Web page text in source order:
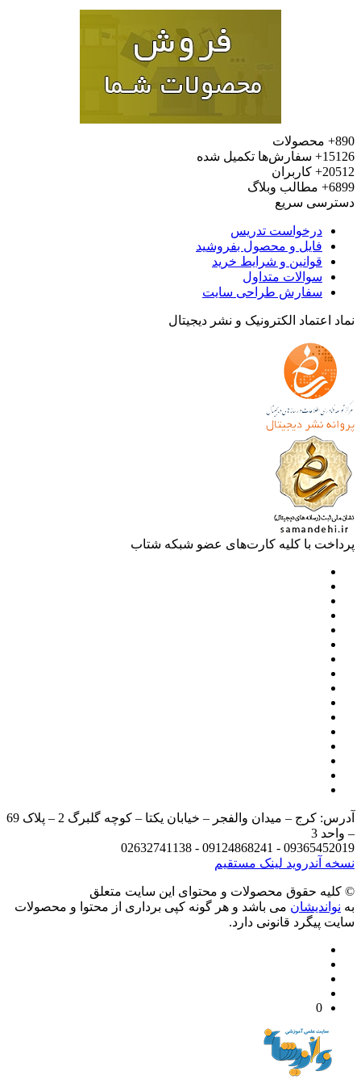
محصولات
سفارش‌ها تکمیل شده
کاربران
مطالب وبلاگ
سریع
درخواست تدریس
فایل و محصول بفروشید
قوانین و شرایط خرید
سوالات متداول
سفارش طراحی سایت
اعتماد الکترونیک و نشر دیجیتال
با کلیه کارت‌های عضو شبکه شتاب
آدرس: کرج – میدان والفجر – خیابان یکتا – کوچه گلبرگ 2 – پلاک 69
3
09365452019 - 09124868241 -
آندرویدلینک مستقیم
حقوق محصولات و محتوای اين سایت متعلق
می باشد و هر گونه کپی برداری از محتوا و محصولات
پیگرد قانونی دارد.